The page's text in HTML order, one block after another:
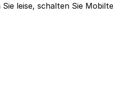
leise, schalten Sie